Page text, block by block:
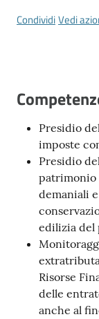
Seguici
CondividiVedi
Presidio
imposte
Presidio
patrimonio
demaniali
edilizia del
Risorse
delle
anche al